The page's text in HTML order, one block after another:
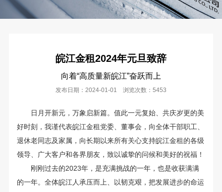
皖江金租2024年元旦致辞
向着“高质量新皖江”奋跃而上
发布日期：2024-01-01 浏览次数：5453
日月开新元，万象启新篇。值此一元复始、共庆岁更的美
好时刻，我谨代表皖江金租党委、董事会，向全体干部职工、
退休老同志及家属，向长期以来所有关心支持皖江金租的各级
领导、广大客户和各界朋友，致以诚挚的问候和美好的祝福！
刚刚过去的2023年，是充满挑战的一年，也是收获满满
的一年。全体皖江人承压而上、以韧克艰，把发展进步的命运